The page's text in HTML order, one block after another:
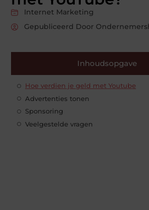
Internet Marketing
Gepubliceerd Door
Inhoudsopgave
Hoe verdien je geld met Youtube
Advertenties tonen
Sponsoring
Veelgestelde vragen